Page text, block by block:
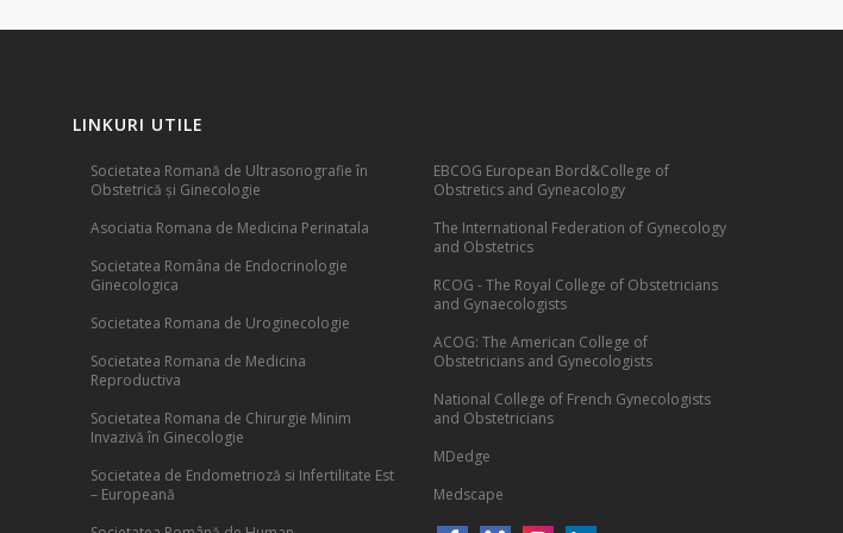
LINKURI UTILE
Societatea Romană de Ultrasonografie în
Obstetrică și Ginecologie
Asociatia Romana de Medicina Perinatala
Societatea Româna de Endocrinologie
Ginecologica
Societatea Romana de Uroginecologie
Societatea Romana de Medicina
Reproductiva
Societatea Romana de Chirurgie Minim
Invazivă în Ginecologie
Societatea de Endometrioză si Infertilitate Est
– Europeană
EBCOG European Bord&College of
Obstretics and Gyneacology
The International Federation of Gynecology
and Obstetrics
RCOG - The Royal College of Obstetricians
and Gynaecologists
ACOG: The American College of
Obstetricians and Gynecologists
National College of French Gynecologists
and Obstetricians
MDedge
Medscape